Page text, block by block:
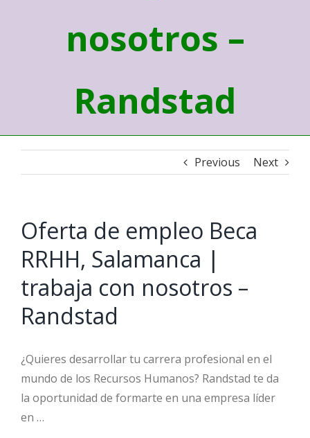
nosotros –
Randstad
Previous Next
Oferta de empleo Beca
RRHH, Salamanca |
trabaja con nosotros –
Randstad
¿Quieres desarrollar tu carrera profesional en el
mundo de los Recursos Humanos? Randstad te da
la oportunidad de formarte en una empresa líder
en …